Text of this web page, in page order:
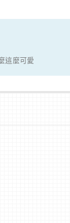
這麼可愛